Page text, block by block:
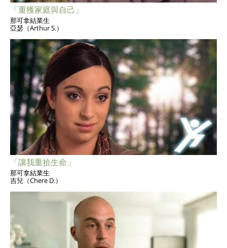
「重獲家庭與自己」
那可拿結業生
亞瑟（Arthur S.）
「讓我重拾生命」
那可拿結業生
吉兒（Chere D.）